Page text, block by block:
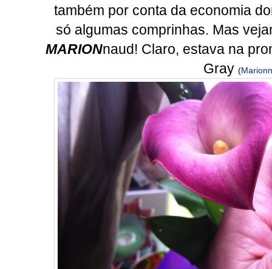
também por conta da economia
só algumas comprinhas. Mas
MARIONnaud! Claro, estava na
Gray(